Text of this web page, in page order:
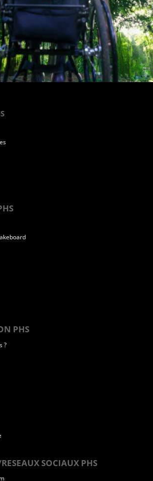
PHS
?
SOCIAUX PHS